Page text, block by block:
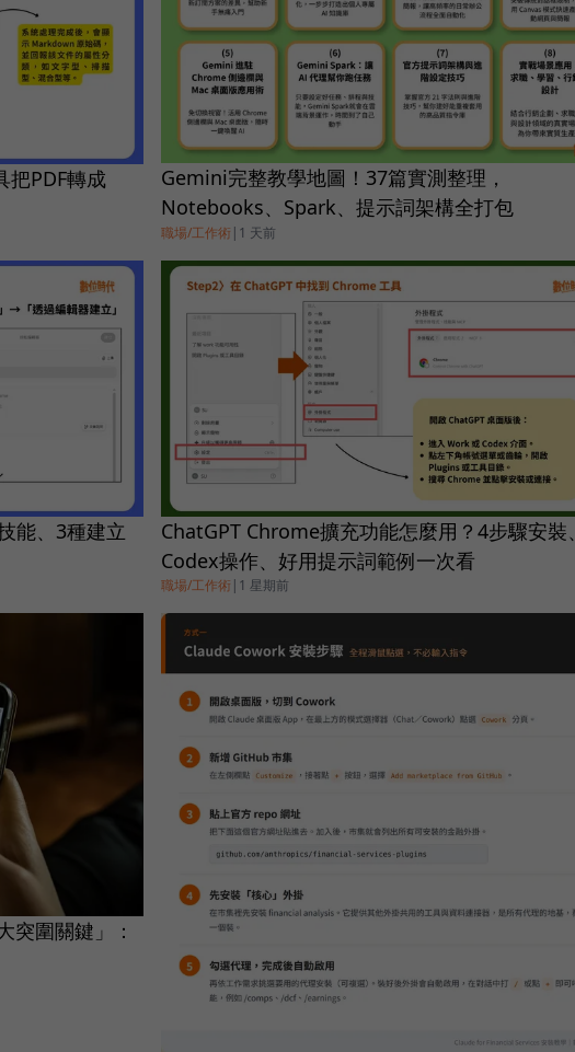
把PDF轉成
Gemini完整教學地圖！37篇實測整理，
Notebooks、Spark、提示詞架構全打包
職場/工作術 | 1 天前
能、3種建立
ChatGPT Chrome擴充功能怎麼用？4步驟安裝、
Codex操作、好用提示詞範例一次看
職場/工作術 | 1 星期前
突圍關鍵」：